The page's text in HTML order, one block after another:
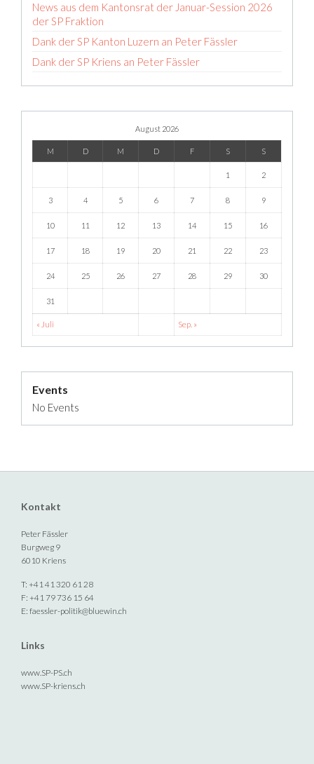
News aus dem Kantonsrat der Januar-Session 2026
der SP Fraktion
Dank der SP Kanton Luzern an Peter Fässler
Dank der SP Kriens an Peter Fässler
August 2026
M D M D F S S
1 2
3 4 5 6 7 8 9
10 11 12 13 14 15 16
17 18 19 20 21 22 23
24 25 26 27 28 29 30
31
« Juli Sep. »
Events
No Events
Kontakt
Peter Fässler
Burgweg 9
6010 Kriens
T: +41 41 320 61 28
F: +41 79 736 15 64
E: faessler-politik@bluewin.ch
Links
www.SP-PS.ch
www.SP-kriens.ch